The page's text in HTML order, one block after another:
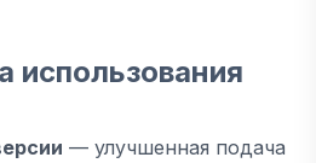
использования
— улучшенная подача